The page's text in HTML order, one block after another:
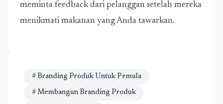
meminta feedback dari pelanggan setelah mereka
menikmati makanan yang Anda tawarkan.
# Branding Produk Untuk Pemula
# Membangun Branding Produk